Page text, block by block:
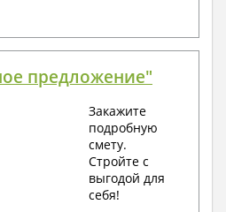
предложение"
Закажите
подробную
смету.
Стройте с
выгодой для
себя!